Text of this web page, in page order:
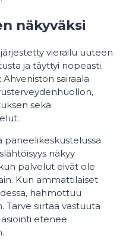
näkyväksi
vierailu uuteen
ja täyttyi nopeasti.
sairaala
sekä
paneelikeskustelussa
näkyy
palvelut eivät ole
Kun ammattilaiset
hahmottuu
Tarve siirtää vastuuta
etenee